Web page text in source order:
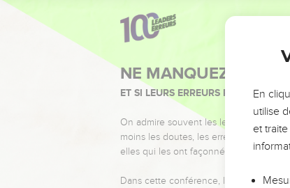
NE MANQUEZ PAS
ET SI LEURS ERREURS POUVAIENT
On admire souvent les leaders pour
moins les doutes, les erreurs et les
elles qui les ont façonnés.
Dans cette conférence, leaders,
En
utilise
et